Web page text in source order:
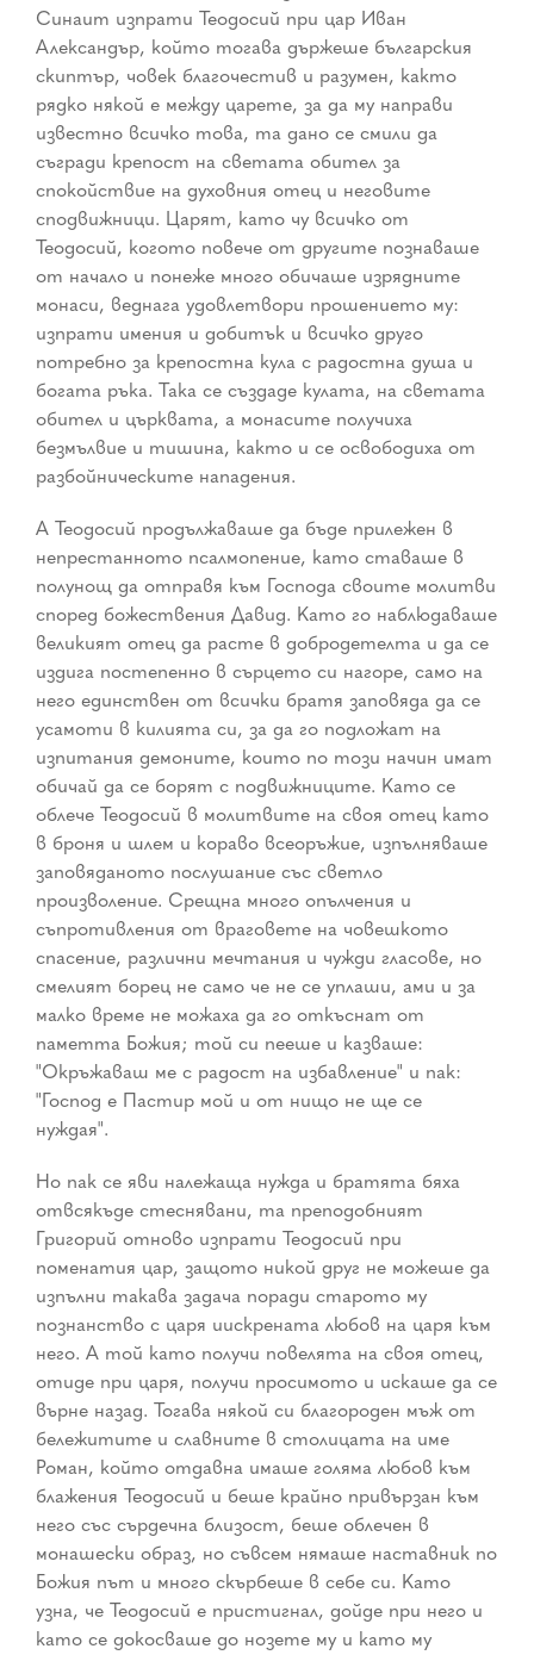
Синаит изпрати Теодосий при цар Иван
Александър, който тогава държеше българския
скиптър, човек благочестив и разумен, както
рядко някой е между царете, за да му направи
известно всичко това, та дано се смили да
съгради крепост на светата обител за
спокойствие на духовния отец и неговите
сподвижници. Царят, като чу всичко от
Теодосий, когото повече от другите познаваше
от начало и понеже много обичаше изрядните
монаси, веднага удовлетвори прошението му:
изпрати имения и добитък и всичко друго
потребно за крепостна кула с радостна душа и
богата ръка. Така се създаде кулата, на светата
обител и църквата, а монасите получиха
безмълвие и тишина, както и се освободиха от
разбойническите нападения.
А Теодосий продължаваше да бъде прилежен в
непрестанното псалмопение, като ставаше в
полунощ да отправя към Господа своите молитви
според божествения Давид. Като го наблюдаваше
великият отец да расте в добродетелта и да се
издига постепенно в сърцето си нагоре, само на
него единствен от всички братя заповяда да се
усамоти в килията си, за да го подложат на
изпитания демоните, които по този начин имат
обичай да се борят с подвижниците. Като се
облече Теодосий в молитвите на своя отец като
в броня и шлем и кораво всеоръжие, изпълняваше
заповяданото послушание със светло
произволение. Срещна много опълчения и
съпротивления от враговете на човешкото
спасение, различни мечтания и чужди гласове, но
смелият борец не само че не се уплаши, ами и за
малко време не можаха да го откъснат от
паметта Божия; той си пееше и казваше:
"Окръжаваш ме с радост на избавление" и пак:
"Господ е Пастир мой и от нищо не ще се
нуждая".
Но пак се яви належаща нужда и братята бяха
отвсякъде стеснявани, та преподобният
Григорий отново изпрати Теодосий при
поменатия цар, защото никой друг не можеше да
изпълни такава задача поради старото му
познанство с царя иискрената любов на царя към
него. А той като получи повелята на своя отец,
отиде при царя, получи просимото и искаше да се
върне назад. Тогава някой си благороден мъж от
бележитите и славните в столицата на име
Роман, който отдавна имаше голяма любов към
блажения Теодосий и беше крайно привързан към
него със сърдечна близост, беше облечен в
монашески образ, но съвсем нямаше наставник по
Божия път и много скърбеше в себе си. Като
узна, че Теодосий е пристигнал, дойде при него и
като се докосваше до нозете му и като му